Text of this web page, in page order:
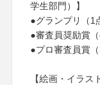
学生部門）】
●グランプリ（
●審査員奨励賞
●プロ審査員賞
【絵画・イラ